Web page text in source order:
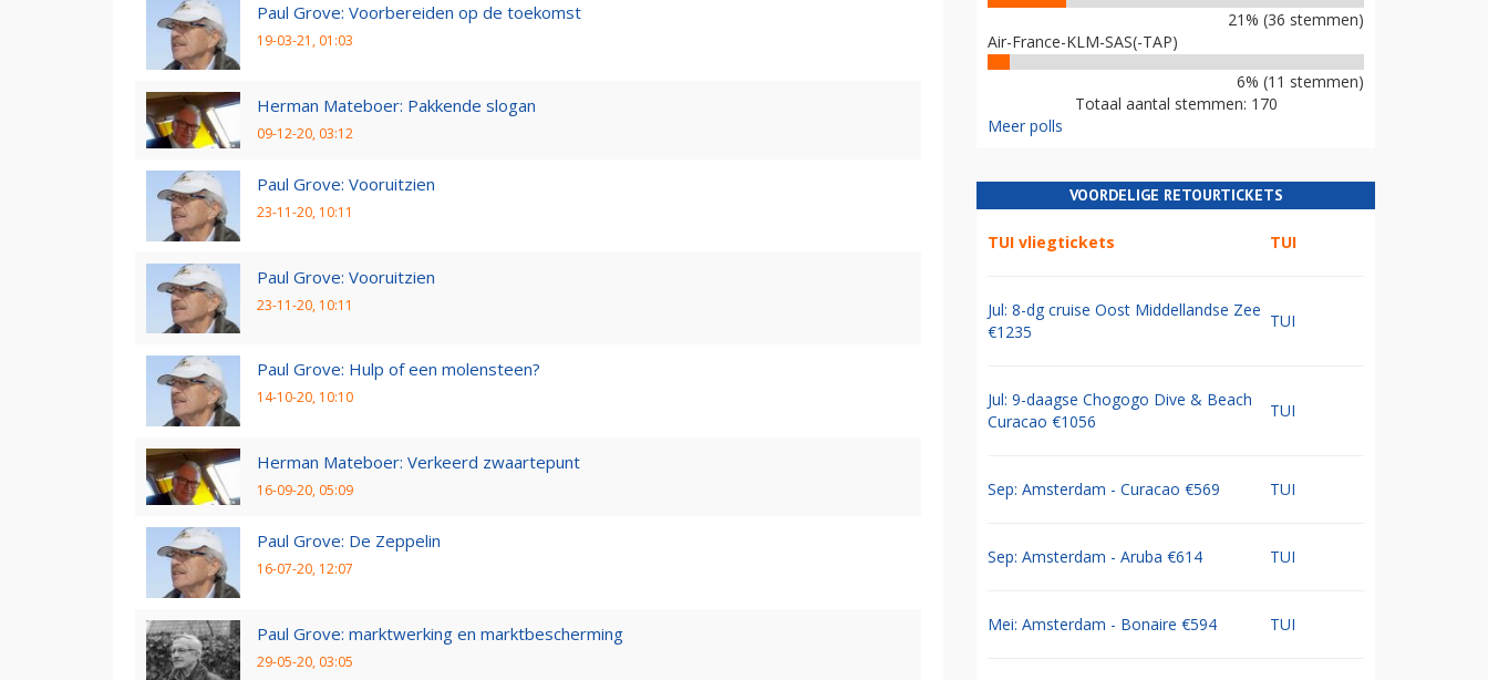
Paul Grove: Voorbereiden op de toekomst
19-03-21, 01:03
Herman Mateboer: Pakkende slogan
09-12-20, 03:12
Paul Grove: Vooruitzien
23-11-20, 10:11
Paul Grove: Vooruitzien
23-11-20, 10:11
Paul Grove: Hulp of een molensteen?
14-10-20, 10:10
Herman Mateboer: Verkeerd zwaartepunt
16-09-20, 05:09
Paul Grove: De Zeppelin
16-07-20, 12:07
Paul Grove: marktwerking en marktbescherming
29-05-20, 03:05
21% (36 stemmen)
Air-France-KLM-SAS(-TAP)
6% (11 stemmen)
Totaal aantal stemmen: 170
Meer polls
VOORDELIGE RETOURTICKETS
TUI vliegtickets TUI
Jul: 8-dg cruise Oost Middellandse Zee
€1235
TUI
Jul: 9-daagse Chogogo Dive & Beach
Curacao €1056
TUI
Sep: Amsterdam - Curacao €569 TUI
Sep: Amsterdam - Aruba €614 TUI
Mei: Amsterdam - Bonaire €594 TUI